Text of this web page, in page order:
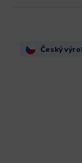
Český